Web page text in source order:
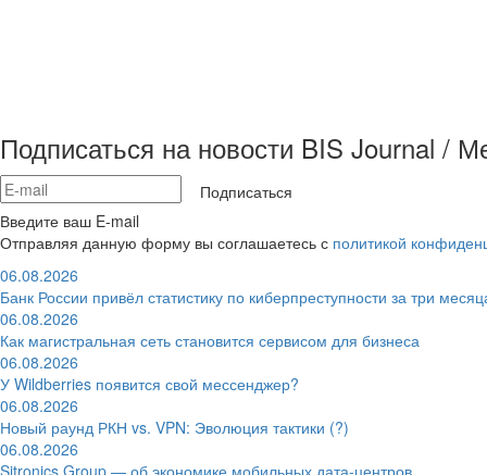
Подписаться на новости BIS Journal /
Подписаться
Введите ваш E-mail
Отправляя данную форму вы соглашаетесь с политикой
06.08.2026
Банк России привёл статистику по киберпреступности за три
06.08.2026
Как магистральная сеть становится сервисом для бизнеса
06.08.2026
У Wildberries появится свой мессенджер?
06.08.2026
Новый раунд РКН vs. VPN: Эволюция тактики (?)
06.08.2026